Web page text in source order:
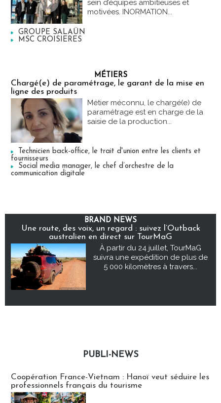
sein d’équipes ambitieuses et
motivées. INORMATION...
GROUPE SALAÜN
MSC CROISIERES
MÉTIERS
Chargé(e) de paramétrage, le garant de la mise en
ligne des produits
Métier méconnu, le chargé(e) de
paramétrage est en charge de la
saisie de la production...
Technicien back-office, le trait d'union entre les clients et
fournisseurs
Social media manager, le chef d’orchestre de la
communication digitale
BRAND NEWS
Une route, des voix, un regard : suivez l’Outback
australien en direct sur TourMaG
À partir du 24 juillet, TourMaG
suivra une expédition de plus de
5 000 kilomètres à travers...
PUBLI-NEWS
Coopération France-Vietnam : Hanoï veut séduire les
professionnels français du tourisme